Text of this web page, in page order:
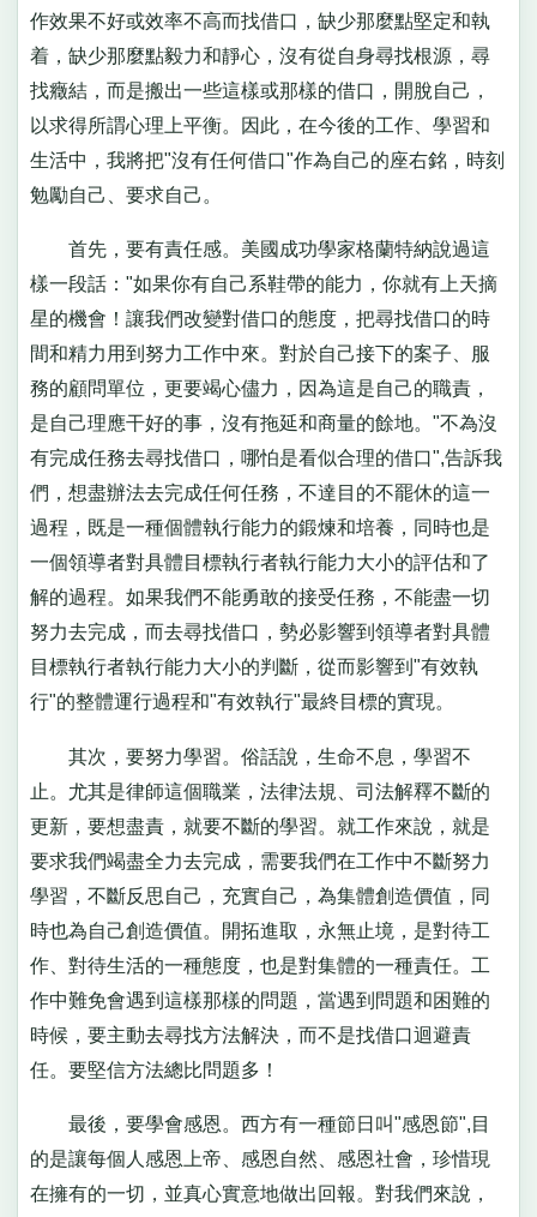
作效果不好或效率不高而找借口，缺少那麼點堅定和執
着，缺少那麼點毅力和靜心，沒有從自身尋找根源，尋
找癥結，而是搬出一些這樣或那樣的借口，開脫自己，
以求得所謂心理上平衡。因此，在今後的工作、學習和
生活中，我將把"沒有任何借口"作為自己的座右銘，時刻
勉勵自己、要求自己。
首先，要有責任感。美國成功學家格蘭特納說過這
樣一段話："如果你有自己系鞋帶的能力，你就有上天摘
星的機會！讓我們改變對借口的態度，把尋找借口的時
間和精力用到努力工作中來。對於自己接下的案子、服
務的顧問單位，更要竭心儘力，因為這是自己的職責，
是自己理應干好的事，沒有拖延和商量的餘地。"不為沒
有完成任務去尋找借口，哪怕是看似合理的借口",告訴我
們，想盡辦法去完成任何任務，不達目的不罷休的這一
過程，既是一種個體執行能力的鍛煉和培養，同時也是
一個領導者對具體目標執行者執行能力大小的評估和了
解的過程。如果我們不能勇敢的接受任務，不能盡一切
努力去完成，而去尋找借口，勢必影響到領導者對具體
目標執行者執行能力大小的判斷，從而影響到"有效執
行"的整體運行過程和"有效執行"最終目標的實現。
其次，要努力學習。俗話說，生命不息，學習不
止。尤其是律師這個職業，法律法規、司法解釋不斷的
更新，要想盡責，就要不斷的學習。就工作來說，就是
要求我們竭盡全力去完成，需要我們在工作中不斷努力
學習，不斷反思自己，充實自己，為集體創造價值，同
時也為自己創造價值。開拓進取，永無止境，是對待工
作、對待生活的一種態度，也是對集體的一種責任。工
作中難免會遇到這樣那樣的問題，當遇到問題和困難的
時候，要主動去尋找方法解決，而不是找借口迴避責
任。要堅信方法總比問題多！
最後，要學會感恩。西方有一種節日叫"感恩節",目
的是讓每個人感恩上帝、感恩自然、感恩社會，珍惜現
在擁有的一切，並真心實意地做出回報。對我們來說，